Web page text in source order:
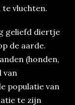
vluchten.
geliefd diertje
de aarde.
(honden,
van
populatie van
te zijn